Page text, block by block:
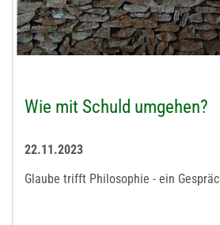
Wie mit Schuld umgehen?
22.11.2023
Glaube trifft Philosophie - ein